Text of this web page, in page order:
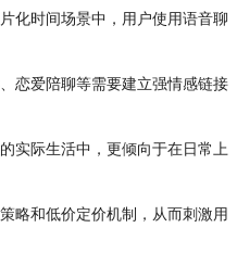
化时间场景中，用户使用语音聊
恋爱陪聊等需要建立强情感链接
实际生活中，更倾向于在日常上
略和低价定价机制，从而刺激用